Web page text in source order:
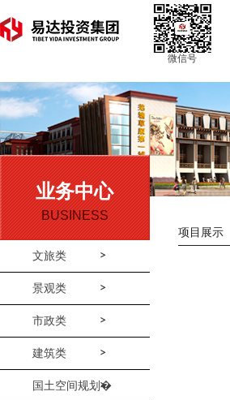
微信号
业务中心
BUSINESS
文旅类
景观类
市政类
建筑类
国土空间规划�
项目展示